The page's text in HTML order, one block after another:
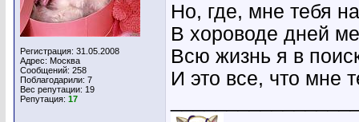
Регистрация: 31.05.2008
Адрес: Москва
Сообщений: 258
Поблагодарили: 7
Вес репутации: 19
Репутация: 17
Но, где, мне тебя
В хороводе дней
Всю жизнь я в
И это все, что мне